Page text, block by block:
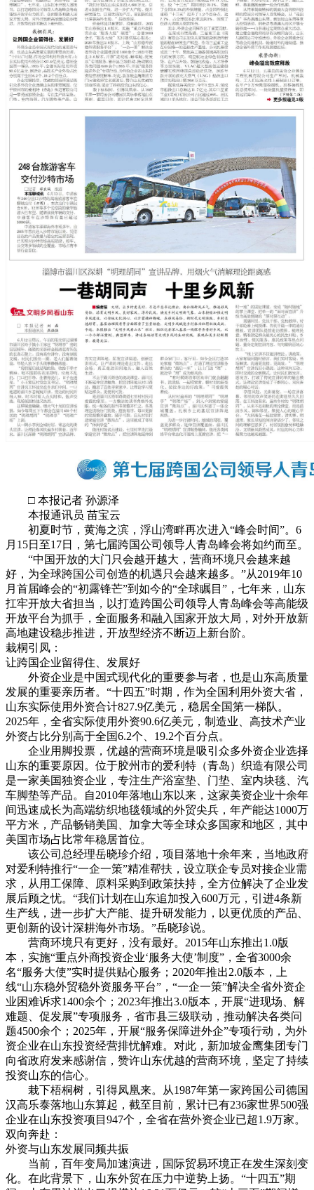
□ 本报记者 孙源泽
本报通讯员 苗宝云
初夏时节，黄海之滨，浮山湾畔再次进入“峰会时间”。6
月15日至17日，第七届跨国公司领导人青岛峰会将如约而至。
“中国开放的大门只会越开越大，营商环境只会越来越
好，为全球跨国公司创造的机遇只会越来越多。”从2019年10
月首届峰会的“初露锋芒”到如今的“全球瞩目”，七年来，山东
扛牢开放大省担当，以打造跨国公司领导人青岛峰会等高能级
开放平台为抓手，全面服务和融入国家开放大局，对外开放新
高地建设稳步推进，开放型经济不断迈上新台阶。
栽桐引凤：
让跨国企业留得住、发展好
外资企业是中国式现代化的重要参与者，也是山东高质量
发展的重要亲历者。“十四五”时期，作为全国利用外资大省，
山东实际使用外资合计827.9亿美元，稳居全国第一梯队。
2025年，全省实际使用外资90.6亿美元，制造业、高技术产业
外资占比分别高于全国6.2个、19.2个百分点。
企业用脚投票，优越的营商环境是吸引众多外资企业选择
山东的重要原因。位于胶州市的爱利特（青岛）织造有限公司
是一家美国独资企业，专注生产浴室垫、门垫、室内块毯、汽
车脚垫等产品。自2010年落地山东以来，这家美资企业十余年
间迅速成长为高端纺织地毯领域的外贸尖兵，年产能达1000万
平方米，产品畅销美国、加拿大等全球众多国家和地区，其中
美国市场占比常年稳居首位。
该公司总经理岳晓珍介绍，项目落地十余年来，当地政府
对爱利特推行“一企一策”精准帮扶，设立联企专员对接企业需
求，从用工保障、原料采购到政策扶持，全方位解决了企业发
展后顾之忧。“我们计划在山东追加投入600万元，引进4条新
生产线，进一步扩大产能、提升研发能力，以更优质的产品、
更创新的设计深耕海外市场。”岳晓珍说。
营商环境只有更好，没有最好。2015年山东推出1.0版
本，实施“重点外商投资企业‘服务大使’制度”，全省3000余
名“服务大使”实时提供贴心服务；2020年推出2.0版本，上
线“山东稳外贸稳外资服务平台”，“一企一策”解决全省外资企
业困难诉求1400余个；2023年推出3.0版本，开展“进现场、解
难题、促发展”专项服务，省市县三级联动，推动解决各类问
题4500余个；2025年，开展“服务保障进外企”专项行动，为外
资企业在山东投资经营排忧解难。对此，新加坡金鹰集团专门
向省政府发来感谢信，赞许山东优越的营商环境，坚定了持续
投资山东的信心。
栽下梧桐树，引得凤凰来。从1987年第一家跨国公司德国
汉高乐泰落地山东算起，截至目前，累计已有236家世界500强
企业在山东投资项目947个，全省在营外资企业已超1.9万家。
双向奔赴：
外资与山东发展同频共振
当前，百年变局加速演进，国际贸易环境正在发生深刻变
化。在此背景下，山东外贸在压力中逆势上扬。“十四五”期